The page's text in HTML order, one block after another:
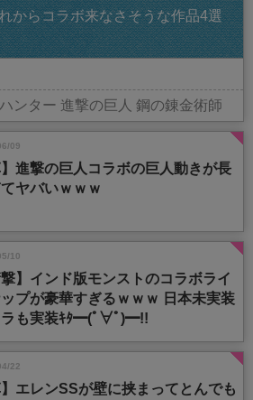
からコラボ来なさそうな作品4選
ンター 進撃の巨人 鋼の錬金術師
09
】進撃の巨人コラボの巨人動きが長
ヤバいｗｗｗ
10
撃】インド版モンストのコラボライ
プが豪華すぎるｗｗｗ 日本未実装
ラも実装ｷﾀ━(ﾟ∀ﾟ)━!!
22
】エレンSSが壁に挟まってとんでも